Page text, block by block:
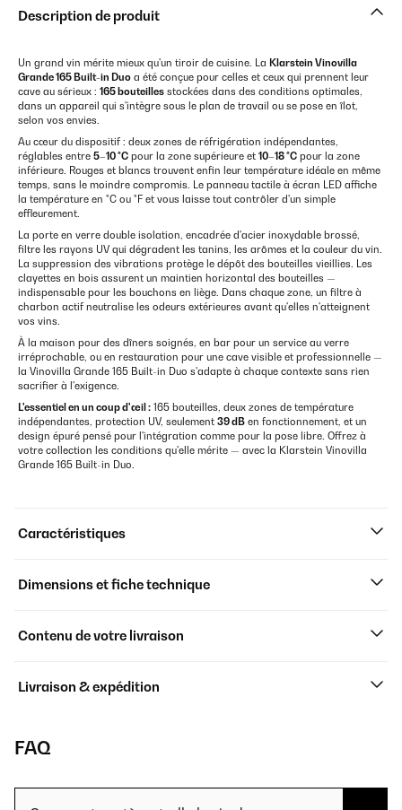
Description de produit
Un grand vin mérite mieux qu'un tiroir de cuisine. La Klarstein Vinovilla
Grande 165 Built-in Duo a été conçue pour celles et ceux qui prennent leur
cave au sérieux : 165 bouteilles stockées dans des conditions optimales,
dans un appareil qui s'intègre sous le plan de travail ou se pose en îlot,
selon vos envies.
Au cœur du dispositif : deux zones de réfrigération indépendantes,
réglables entre 5–10 °C pour la zone supérieure et 10–18 °C pour la zone
inférieure. Rouges et blancs trouvent enfin leur température idéale en même
temps, sans le moindre compromis. Le panneau tactile à écran LED affiche
la température en °C ou °F et vous laisse tout contrôler d'un simple
effleurement.
La porte en verre double isolation, encadrée d'acier inoxydable brossé,
filtre les rayons UV qui dégradent les tanins, les arômes et la couleur du vin.
La suppression des vibrations protège le dépôt des bouteilles vieillies. Les
clayettes en bois assurent un maintien horizontal des bouteilles —
indispensable pour les bouchons en liège. Dans chaque zone, un filtre à
charbon actif neutralise les odeurs extérieures avant qu'elles n'atteignent
vos vins.
À la maison pour des dîners soignés, en bar pour un service au verre
irréprochable, ou en restauration pour une cave visible et professionnelle —
la Vinovilla Grande 165 Built-in Duo s'adapte à chaque contexte sans rien
sacrifier à l'exigence.
L'essentiel en un coup d'œil : 165 bouteilles, deux zones de température
indépendantes, protection UV, seulement 39 dB en fonctionnement, et un
design épuré pensé pour l'intégration comme pour la pose libre. Offrez à
votre collection les conditions qu'elle mérite — avec la Klarstein Vinovilla
Grande 165 Built-in Duo.
Caractéristiques
Dimensions et fiche technique
Contenu de votre livraison
Livraison & expédition
FAQ